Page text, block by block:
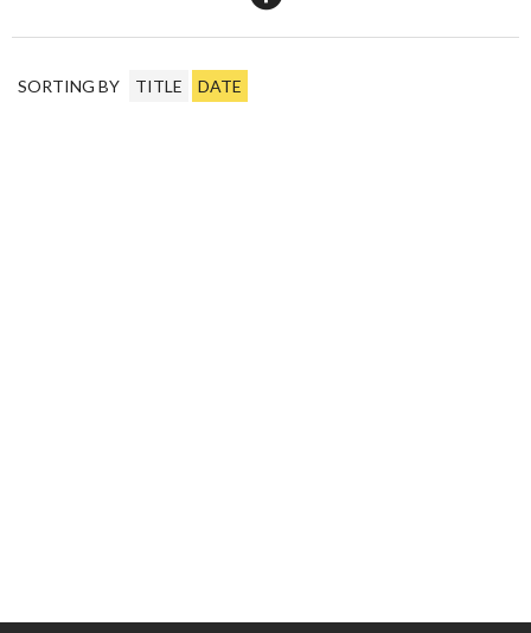
SORTING BY TITLE DATE